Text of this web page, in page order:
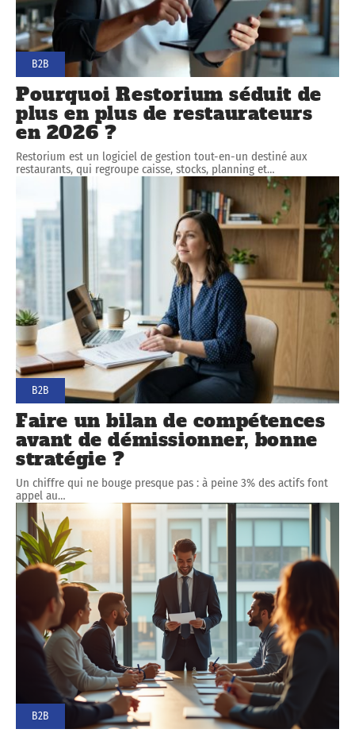
B2B
Pourquoi Restorium séduit de
plus en plus de restaurateurs
en 2026 ?
Restorium est un logiciel de gestion tout-en-un destiné aux
restaurants, qui regroupe caisse, stocks, planning et…
B2B
Faire un bilan de compétences
avant de démissionner, bonne
stratégie ?
Un chiffre qui ne bouge presque pas : à peine 3% des actifs font
appel au…
B2B